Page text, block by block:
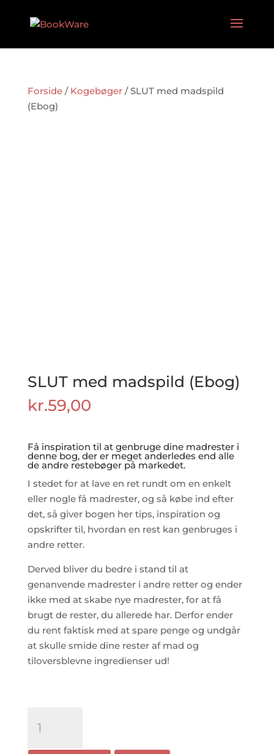
Forside/ Kogebøger/ SLUT med madspild
(Ebog)
SLUT med madspild (Ebog)
kr.59,00
Få inspiration til at genbruge dine madrester i
denne bog, der er meget anderledes end alle
de andre restebøger på markedet.
I stedet for at lave en ret rundt om en enkelt
eller nogle få madrester, og så købe ind efter
det, så giver bogen her tips, inspiration og
opskrifter til, hvordan en rest kan genbruges i
andre retter.
Derved bliver du bedre i stand til at
genanvende madrester i andre retter og ender
ikke med at skabe nye madrester, for at få
brugt de rester, du allerede har. Derfor ender
du rent faktisk med at spare penge og undgår
at skulle smide dine rester af mad og
tiloversblevne ingredienser ud!
med